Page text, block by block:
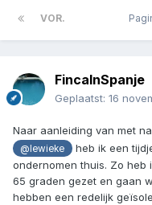
VOR.
FincaInSpanje
Geplaatst: 16
Naar aanleiding van met
@lewieke
heb ik een
ondernomen thuis. Zo heb
65 graden gezet en gaan
hebben een redelijk